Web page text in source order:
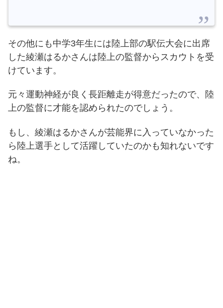
その他にも中学3年生には陸上部の駅伝大会に出席
した綾瀬はるかさんは陸上の監督からスカウトを受
けています。
元々運動神経が良く長距離走が得意だったので、陸
上の監督に才能を認められたのでしょう。
もし、綾瀬はるかさんが芸能界に入っていなかった
ら陸上選手として活躍していたのかも知れないです
ね。